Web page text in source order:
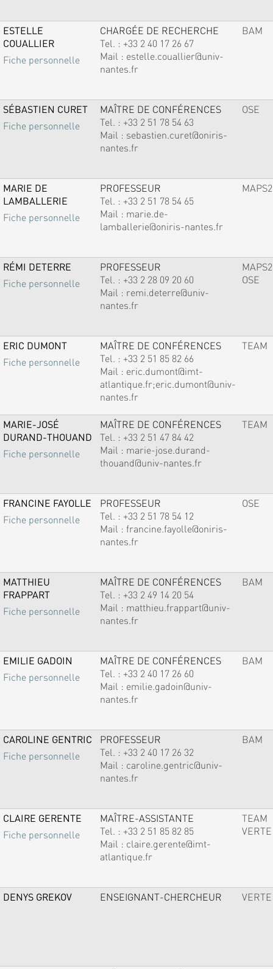
ESTELLE
COUALLIER
Fiche personnelle
CHARGÉE DE RECHERCHE
Tel. : +33 2 40 17 26 67
Mail : estelle.couallier@univ-
nantes.fr
BAM
SÉBASTIEN CURET
Fiche personnelle
MAÎTRE DE CONFÉRENCES
Tel. : +33 2 51 78 54 63
Mail : sebastien.curet@oniris-
nantes.fr
OSE
MARIE DE
LAMBALLERIE
Fiche personnelle
PROFESSEUR
Tel. : +33 2 51 78 54 65
Mail : marie.de-
lamballerie@oniris-nantes.fr
MAPS2
RÉMI DETERRE
Fiche personnelle
PROFESSEUR
Tel. : +33 2 28 09 20 60
Mail : remi.deterre@univ-
nantes.fr
MAPS2
OSE
ERIC DUMONT
Fiche personnelle
MAÎTRE DE CONFÉRENCES
Tel. : +33 2 51 85 82 66
Mail : eric.dumont@imt-
atlantique.fr;eric.dumont@univ-
nantes.fr
TEAM
MARIE-JOSÉ
DURAND-THOUAND
Fiche personnelle
MAÎTRE DE CONFÉRENCES
Tel. : +33 2 51 47 84 42
Mail : marie-jose.durand-
thouand@univ-nantes.fr
TEAM
FRANCINE FAYOLLE
Fiche personnelle
PROFESSEUR
Tel. : +33 2 51 78 54 12
Mail : francine.fayolle@oniris-
nantes.fr
OSE
MATTHIEU
FRAPPART
Fiche personnelle
MAÎTRE DE CONFÉRENCES
Tel. : +33 2 49 14 20 54
Mail : matthieu.frappart@univ-
nantes.fr
BAM
EMILIE GADOIN
Fiche personnelle
MAÎTRE DE CONFÉRENCES
Tel. : +33 2 40 17 26 60
Mail : emilie.gadoin@univ-
nantes.fr
BAM
CAROLINE GENTRIC
Fiche personnelle
PROFESSEUR
Tel. : +33 2 40 17 26 32
Mail : caroline.gentric@univ-
nantes.fr
BAM
CLAIRE GERENTE
Fiche personnelle
MAÎTRE-ASSISTANTE
Tel. : +33 2 51 85 82 85
Mail : claire.gerente@imt-
atlantique.fr
TEAM
VERTE
DENYS GREKOV ENSEIGNANT-CHERCHEUR VERTE